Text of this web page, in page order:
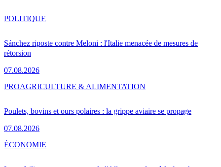
Sánchez riposte contre Meloni : l'Italie menacée de mesures de
rétorsion
07.08.2026
POLITIQUE
Poulets, bovins et ours polaires : la grippe aviaire se propage
07.08.2026
PROAGRICULTURE & ALIMENTATION
ÉCONOMIE